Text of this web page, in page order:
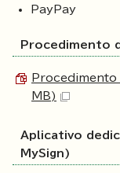
PayPay
Procedimento
MB)
Aplicativo
MySign)